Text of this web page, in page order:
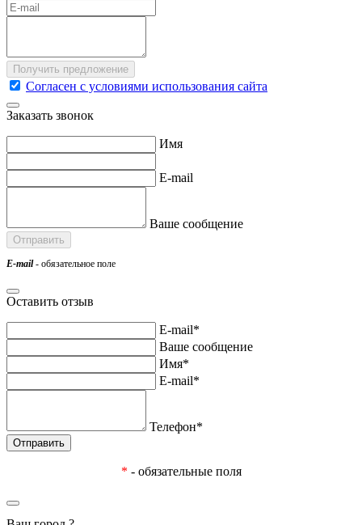
Согласен с условиями использования сайта
Заказать звонок
Имя
E-mail
Ваше сообщение
E-mail- обязательное поле
Оставить отзыв
E-mail*
Ваше сообщение
Имя*
E-mail*
Телефон*
* - обязательные поля